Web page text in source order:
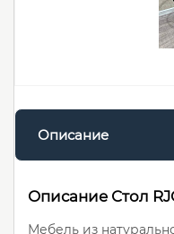
Описание
Описание Стол
Мебель из